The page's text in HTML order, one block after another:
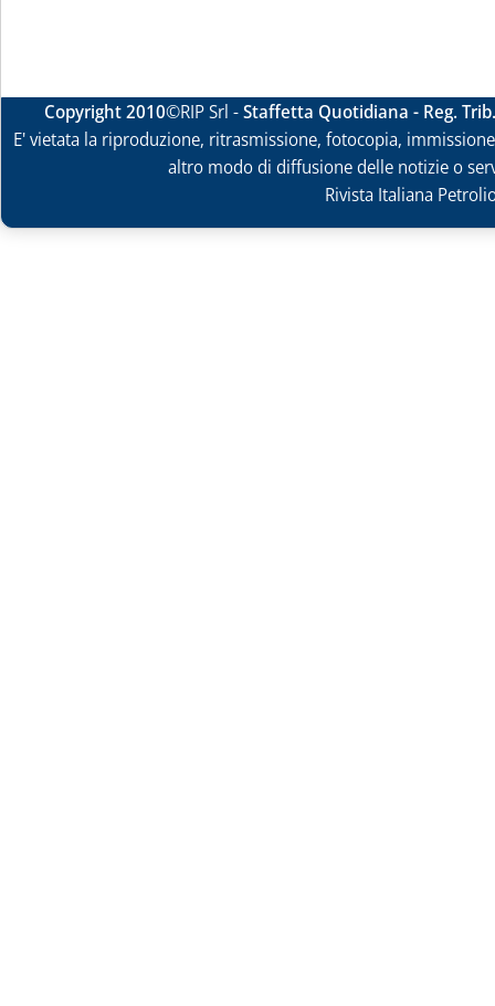
Copyright 2010©RIP Srl -Staffetta Quotidiana - Reg.
E' vietata la riproduzione, ritrasmissione, fotocopia,
altro modo di diffusione delle notizie o
Rivista Italiana